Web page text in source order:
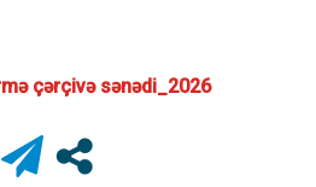
çərçivə sənədi_2026